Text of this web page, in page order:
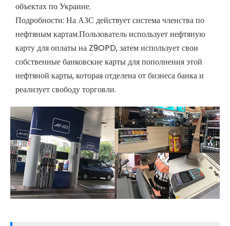
объектах по Украине.
Подробности: На АЗС действует система членства по
нефтяным картам.Пользователь использует нефтяную
карту для оплаты на Z9OPD, затем использует свои
собственные банковские карты для пополнения этой
нефтяной карты, которая отделена от бизнеса банка и
реализует свободу торговли.